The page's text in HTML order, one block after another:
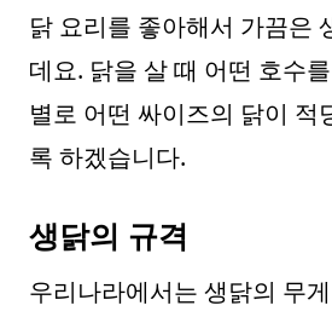
닭 요리를 좋아해서 가끔은
데요. 닭을 살 때 어떤 호수
별로 어떤 싸이즈의 닭이 적
록 하겠습니다.
생닭의 규격
우리나라에서는 생닭의 무